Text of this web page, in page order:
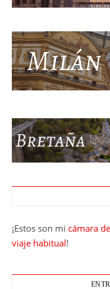
¡Estos son mi cámara
viaje habitual!